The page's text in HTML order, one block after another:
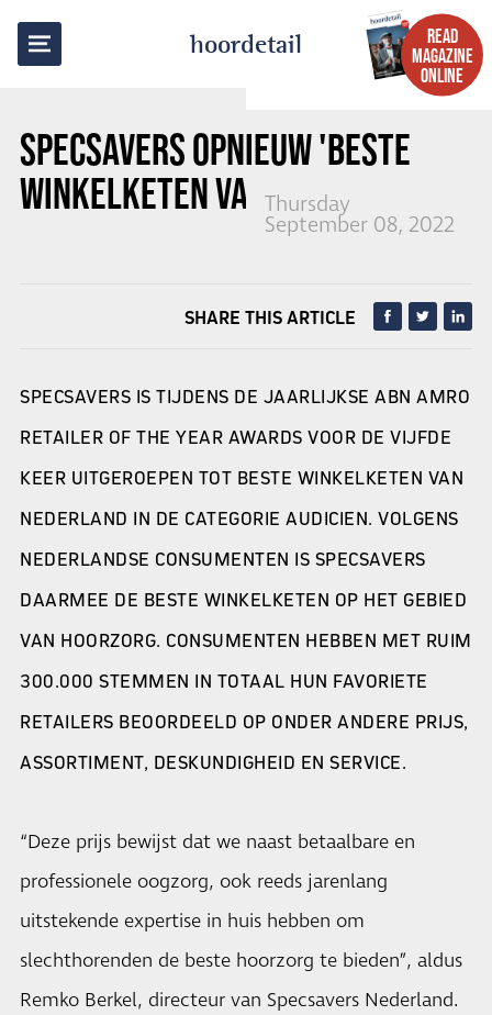
hoordetail
READ
MAGAZINE
ONLINE
SPECSAVERSOPNIEUW 'BESTE
WINKELKETEN VAN NEDERLAND'
Thursday
September 08, 2022
BACK TO OVERVIEW
SHARE THIS ARTICLE
SPECSAVERS IS TIJDENS DE JAARLIJKSE ABN AMRO
RETAILER OF THE YEAR AWARDS VOOR DE VIJFDE
KEER UITGEROEPEN TOT BESTE WINKELKETEN VAN
NEDERLAND IN DE CATEGORIE AUDICIEN. VOLGENS
NEDERLANDSE CONSUMENTEN IS SPECSAVERS
DAARMEE DE BESTE WINKELKETEN OP HET GEBIED
VAN HOORZORG. CONSUMENTEN HEBBEN MET RUIM
300.000 STEMMEN IN TOTAAL HUN FAVORIETE
RETAILERS BEOORDEELD OP ONDER ANDERE PRIJS,
ASSORTIMENT, DESKUNDIGHEID EN SERVICE.
“Deze prijs bewijst dat we naast betaalbare en
professionele oogzorg, ook reeds jarenlang
uitstekende expertise in huis hebben om
slechthorenden de beste hoorzorg te bieden”, aldus
Remko Berkel, directeur van Specsavers Nederland.